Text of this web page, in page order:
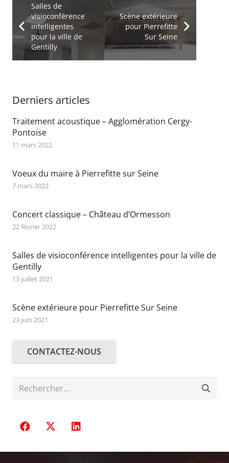
Salles de
visioconférence
intelligentes
pour la ville de
Gentilly
Scène extérieure
pour Pierrefitte
Sur Seine
Derniers articles
Traitement acoustique – Agglomération Cergy-
Pontoise
11 mars 2022
Voeux du maire à Pierrefitte sur Seine
7 mars 2022
Concert classique – Château d’Ormesson
22 février 2022
Salles de visioconférence intelligentes pour la ville de
Gentilly
13 juillet 2021
Scène extérieure pour Pierrefitte Sur Seine
23 juin 2021
CONTACTEZ-NOUS
Rechercher :